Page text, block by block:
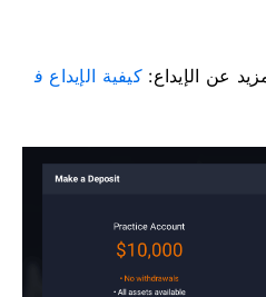
عن الإيداع:كيفية الإيداع ف